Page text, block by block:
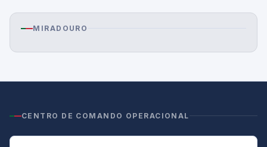
MIRADOURO
CENTRO DE COMANDO OPERACIONAL